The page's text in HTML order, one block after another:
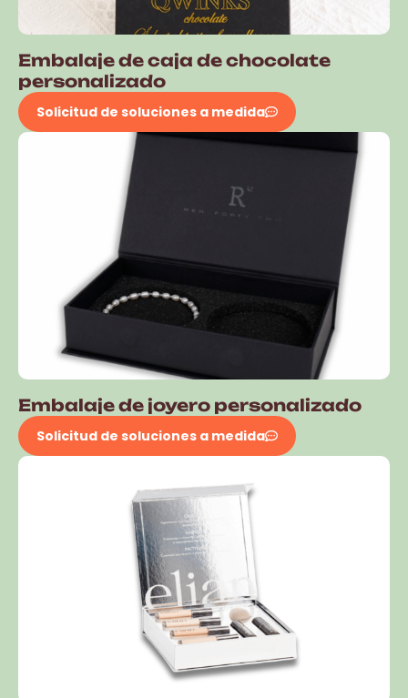
Embalaje de caja de chocolate
personalizado
Solicitud de soluciones a medida
Embalaje de joyero personalizado
Solicitud de soluciones a medida